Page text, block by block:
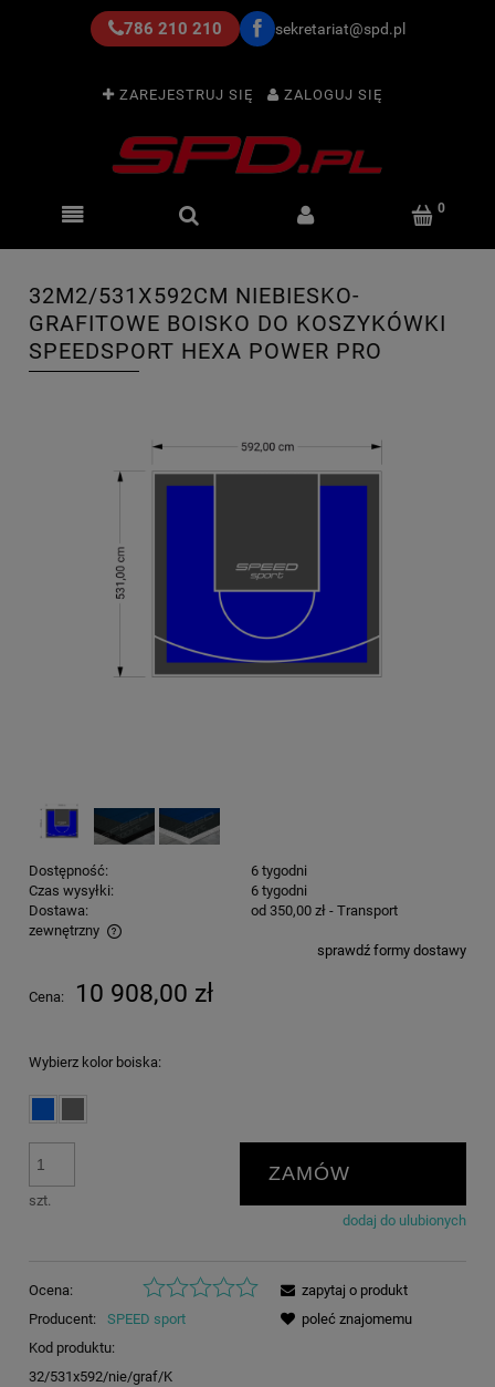
786 210 210 sekretariat@spd.pl
ZAREJESTRUJ SIĘ ZALOGUJ SIĘ
32M2/531X592CM NIEBIESKO-
GRAFITOWE BOISKO DO KOSZYKÓWKI
SPEEDSPORT HEXA POWER PRO
Dostępność:
6 tygodni
Czas wysyłki:
6 tygodni
Dostawa:
od 350,00 zł - Transport
zewnętrzny
Cena nie zawiera ewentualnych kosztów płatnościsprawdź formy dostawy
Cena: 10 908,00 zł
Wybierz kolor boiska:
szt.
ZAMÓW
dodaj do ulubionych
Ocena:
Producent:
SPEED sport
Kod produktu:
32/531x592/nie/graf/K
zapytaj o produkt
poleć znajomemu